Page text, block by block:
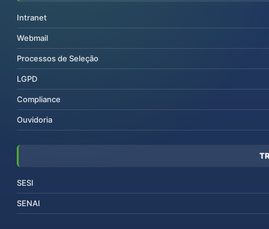
Intranet
Webmail
Processos de Seleção
LGPD
Compliance
Ouvidoria
SESI
SENAI